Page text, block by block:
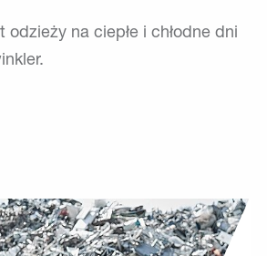
odzieży na ciepłe i chłodne dni